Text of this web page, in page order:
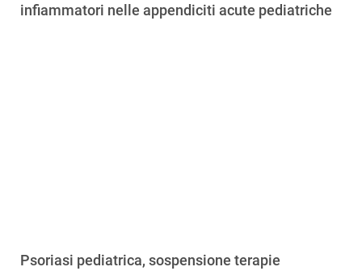
infiammatori nelle appendiciti acute pediatriche
Psoriasi pediatrica, sospensione terapie